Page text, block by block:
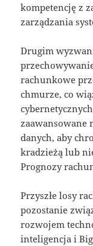
kompetencję z
zarządzania
Drugim
rachunkowe
chmurze, co
zaawansowane
danych, aby
kradzieżą lub
Prognozy
Przyszłe losy
pozostanie
rozwojem
inteligencja i